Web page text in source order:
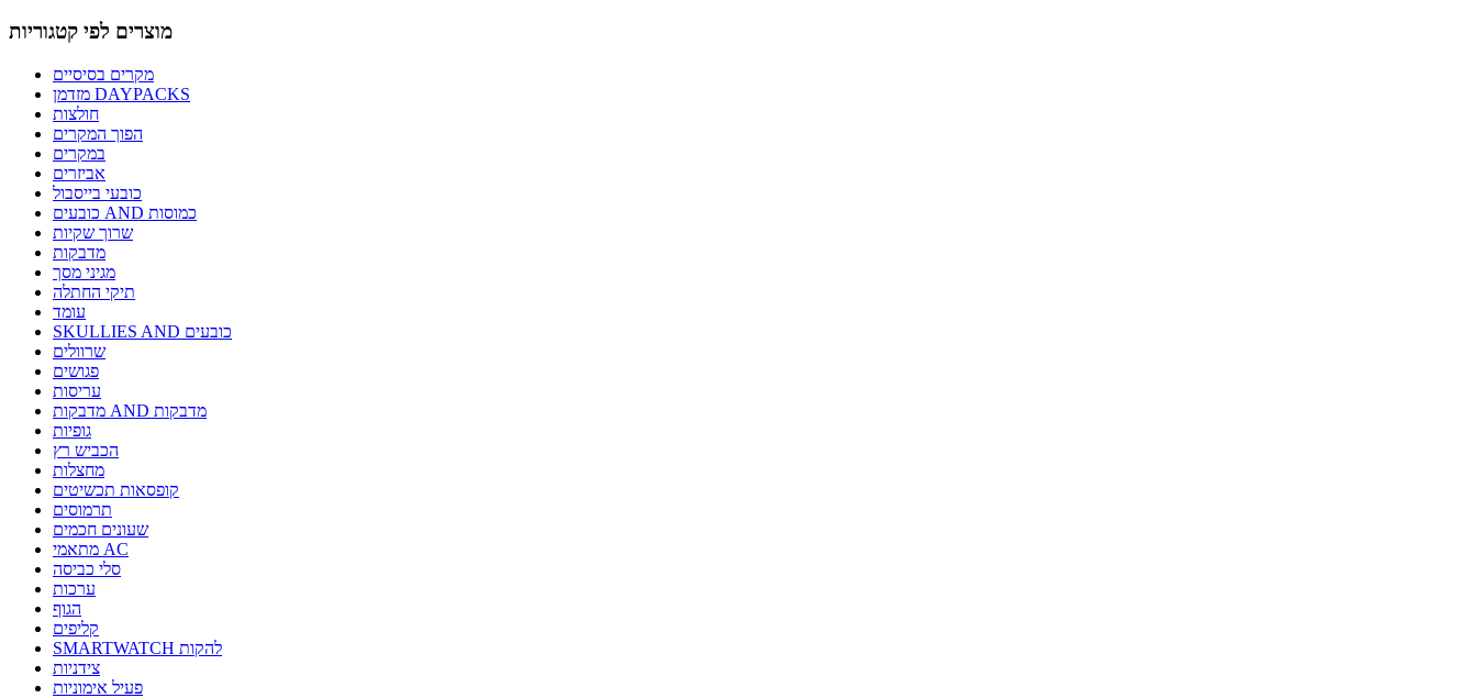
מוצרים לפי קטגוריות
מקרים בסיסיים
מזדמן DAYPACKS
חולצות
הפוך המקרים
במקרים
אביזרים
כובעי בייסבול
כובעים AND כמוסות
שרוך שקיות
מדבקות
מגיני מסך
תיקי החתלה
עומד
SKULLIES AND כובעים
שרוולים
פגושים
עריסות
מדבקות AND מדבקות
גופיות
הכביש רץ
מחצלות
קופסאות תכשיטים
תרמוסים
שעונים חכמים
מתאמי AC
סלי כביסה
ערכות
הגוף
קליפים
SMARTWATCH להקות
צידניות
פעיל אימוניות